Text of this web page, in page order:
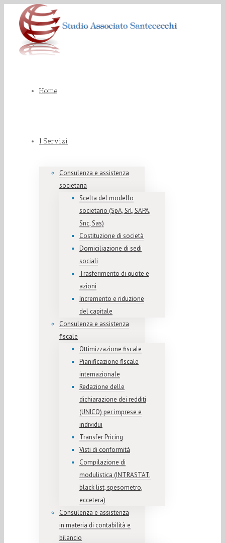
Home
I Servizi
Consulenza e assistenza
societaria
Scelta del modello
societario (SpA, Srl, SAPA,
Snc, Sas)
Costituzione di società
Domiciliazione di sedi
sociali
Trasferimento di quote e
azioni
Incremento e riduzione
del capitale
Consulenza e assistenza
fiscale
Ottimizzazione fiscale
Pianificazione fiscale
internazionale
Redazione delle
dichiarazione dei redditi
(UNICO) per imprese e
individui
Transfer Pricing
Visti di conformità
Compilazione di
modulistica (INTRASTAT,
black list, spesometro,
eccetera)
Consulenza e assistenza
in materia di contabilità e
bilancio